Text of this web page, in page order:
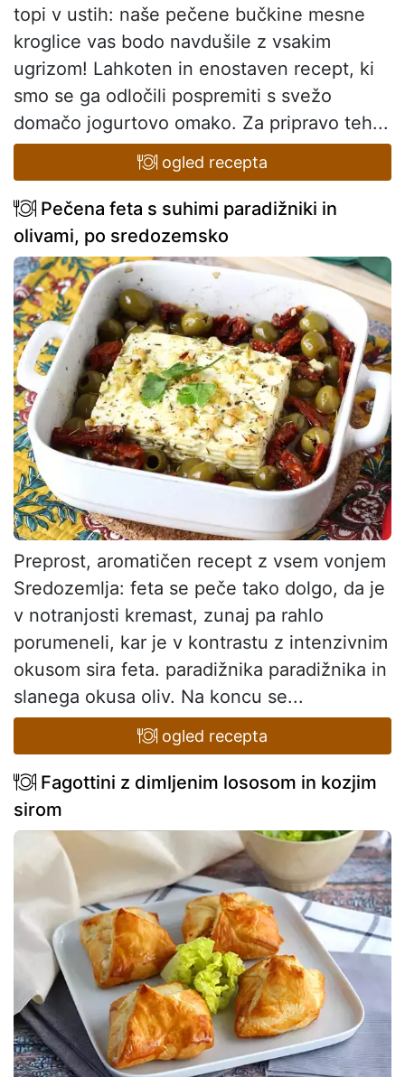
topi v ustih: naše pečene bučkine mesne
kroglice vas bodo navdušile z vsakim
ugrizom! Lahkoten in enostaven recept, ki
smo se ga odločili pospremiti s svežo
domačo jogurtovo omako. Za pripravo teh...
ogled recepta
Pečena feta s suhimi paradižniki in
olivami, po sredozemsko
Preprost, aromatičen recept z vsem vonjem
Sredozemlja: feta se peče tako dolgo, da je
v notranjosti kremast, zunaj pa rahlo
porumeneli, kar je v kontrastu z intenzivnim
okusom sira feta. paradižnika paradižnika in
slanega okusa oliv. Na koncu se...
ogled recepta
Fagottini z dimljenim lososom in kozjim
sirom